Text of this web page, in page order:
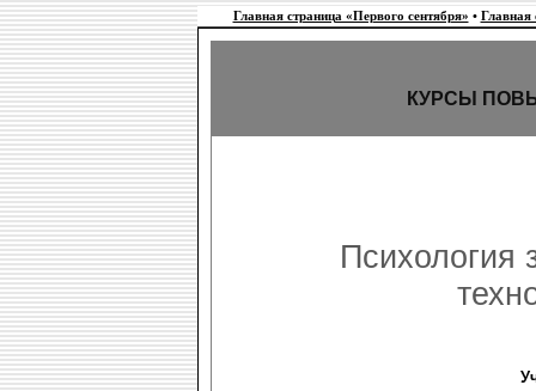
Главная страница «Первого сентября» • Главная
КУРСЫ
Психология